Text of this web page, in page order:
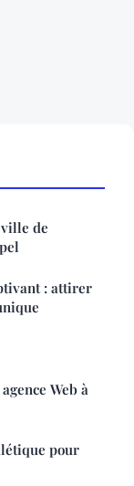
de
: attirer
Web à
pour